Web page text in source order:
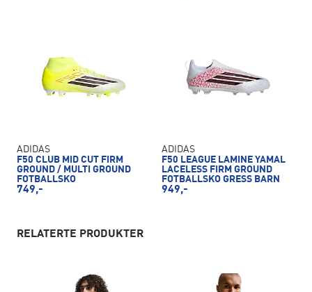
ADIDAS
F50 CLUB MID CUT FIRM
GROUND / MULTI GROUND
FOTBALLSKO
749,-
ADIDAS
F50 LEAGUE LAMINE YAMAL
LACELESS FIRM GROUND
FOTBALLSKO GRESS BARN
949,-
RELATERTE PRODUKTER